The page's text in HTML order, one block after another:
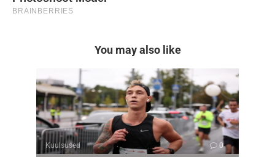
You may also like
Kuulsused 0